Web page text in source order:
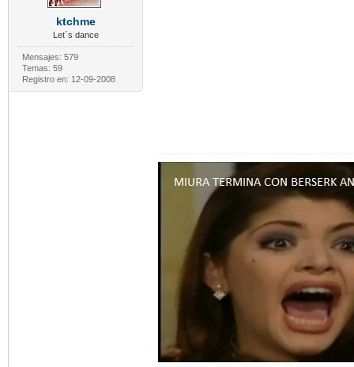
ktchme
Let´s dance
Mensajes: 579
Temas: 59
Registro en: 12-09-2008